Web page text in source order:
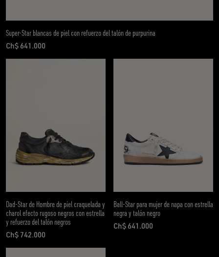
Super-Star blancas de piel con refuerzo del talón de purpurina
Ch$ 641.000
precio actual Ch$ 641.000
Dad-Star de Hombre de piel craquelada y
charol efecto rugoso negros con estrella
y refuerzo del talón negros
Ch$ 742.000
precio actual Ch$ 742.000
Ball-Star para mujer de napa con estrella
negra y talón negro
Ch$ 641.000
precio actual Ch$ 641.000